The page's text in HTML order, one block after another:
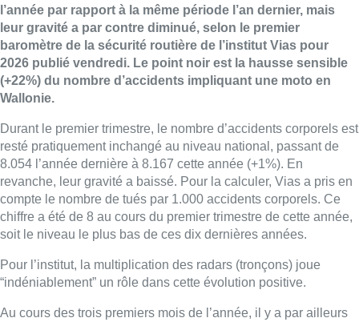
l’année par rapport à la même période l’an dernier, mais
leur gravité a par contre diminué, selon le premier
baromètre de la sécurité routière de l’institut Vias pour
2026 publié vendredi. Le point noir est la hausse sensible
(+22%) du nombre d’accidents impliquant une moto en
Wallonie.
Durant le premier trimestre, le nombre d’accidents corporels est
resté pratiquement inchangé au niveau national, passant de
8.054 l’année dernière à 8.167 cette année (+1%). En
revanche, leur gravité a baissé. Pour la calculer, Vias a pris en
compte le nombre de tués par 1.000 accidents corporels. Ce
chiffre a été de 8 au cours du premier trimestre de cette année,
soit le niveau le plus bas de ces dix dernières années.
Pour l’institut, la multiplication des radars (tronçons) joue
“indéniablement” un rôle dans cette évolution positive.
Au cours des trois premiers mois de l’année, il y a par ailleurs